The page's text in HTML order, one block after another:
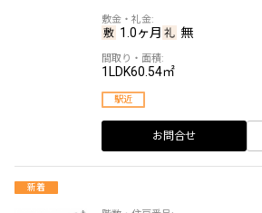
1.0ヶ月 無
1LDK60.54㎡
駅近
お問合せ
新着